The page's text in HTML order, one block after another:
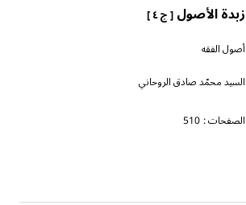
زبدة الأصول[ ج ٤ ]
أصول الفقه
السيد محمّد صادق الروحاني
الصفحات : 510